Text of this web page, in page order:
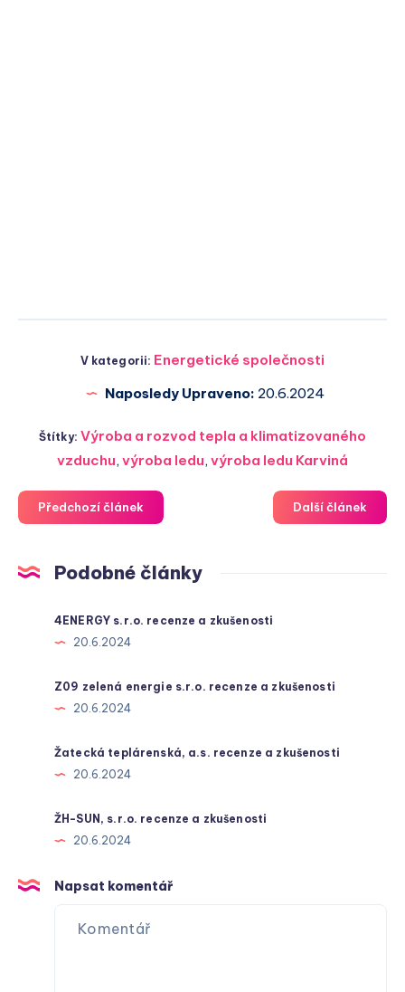
V kategorii: Energetické společnosti
Naposledy Upraveno: 20.6.2024
Štítky:Výroba a rozvod tepla a klimatizovaného
vzduchu, výroba ledu, výroba ledu Karviná
Předchozí článek Další článek
Podobné články
4ENERGY s.r.o. recenze a zkušenosti
20.6.2024
Z09 zelená energie s.r.o. recenze a zkušenosti
20.6.2024
Žatecká teplárenská, a.s. recenze a zkušenosti
20.6.2024
ŽH-SUN, s.r.o. recenze a zkušenosti
20.6.2024
Napsat komentář